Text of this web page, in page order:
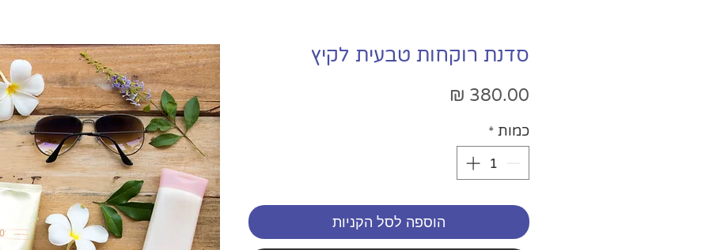
סדנת רוקחות טבעית לקיץ
כמות *
הוספה לסל הקניות